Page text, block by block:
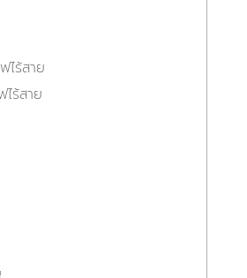
ไร้สาย
ไร้สาย